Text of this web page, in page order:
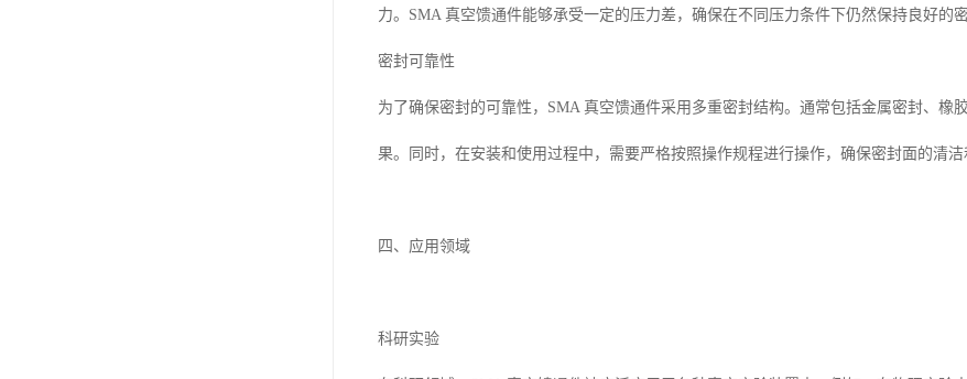
力。SMA 真空馈通件能够承受一定的压力差，确保在不同压力条件下仍然保持良好的
密封可靠性
为了确保密封的可靠性，SMA 真空馈通件采用多重密封结构。通常包括金属密封、橡
果。同时，在安装和使用过程中，需要严格按照操作规程进行操作，确保密封面的清洁
四、应用领域
科研实验